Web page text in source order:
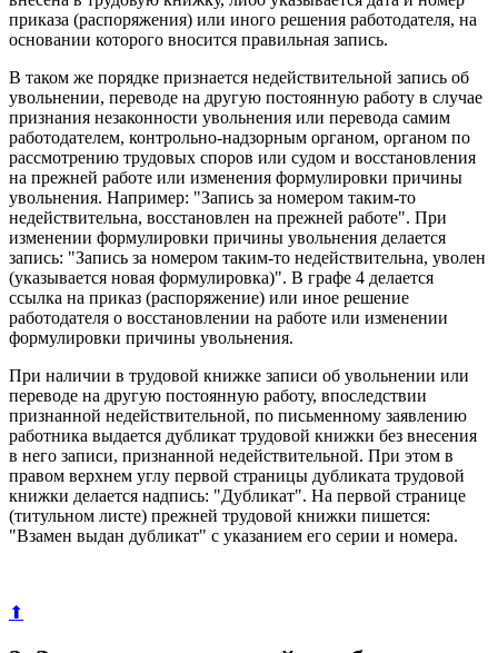
приказа (распоряжения) или иного решения работодателя, на
основании которого вносится правильная запись.
В таком же порядке признается недействительной запись об
увольнении, переводе на другую постоянную работу в случае
признания незаконности увольнения или перевода самим
работодателем, контрольно-надзорным органом, органом по
рассмотрению трудовых споров или судом и восстановления
на прежней работе или изменения формулировки причины
увольнения. Например: "Запись за номером таким-то
недействительна, восстановлен на прежней работе". При
изменении формулировки причины увольнения делается
запись: "Запись за номером таким-то недействительна, уволен
(указывается новая формулировка)". В графе 4 делается
ссылка на приказ (распоряжение) или иное решение
работодателя о восстановлении на работе или изменении
формулировки причины увольнения.
При наличии в трудовой книжке записи об увольнении или
переводе на другую постоянную работу, впоследствии
признанной недействительной, по письменному заявлению
работника выдается дубликат трудовой книжки без внесения
в него записи, признанной недействительной. При этом в
правом верхнем углу первой страницы дубликата трудовой
книжки делается надпись: "Дубликат". На первой странице
(титульном листе) прежней трудовой книжки пишется:
"Взамен выдан дубликат" с указанием его серии и номера.
⬆